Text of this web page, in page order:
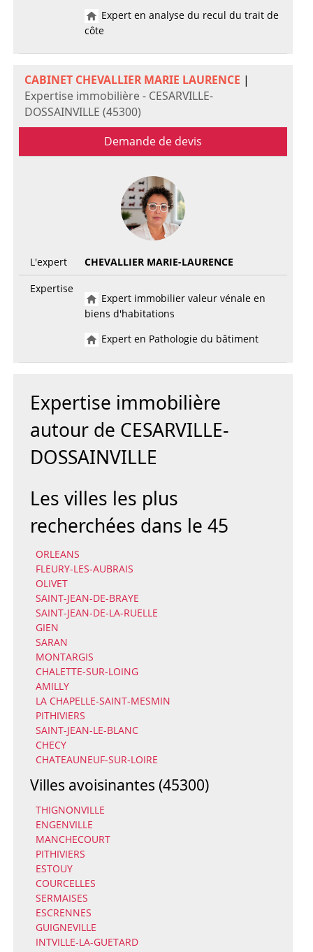
Expert en analyse du recul du trait de
côte
CABINET CHEVALLIER MARIE LAURENCE |
Expertise immobilière - CESARVILLE-
DOSSAINVILLE (45300)
Demande de devis
L'expert
CHEVALLIER MARIE-LAURENCE
Expertise
Expert immobilier valeur vénale en
biens d'habitations
Expert en Pathologie du bâtiment
Expertise immobilière
autour de CESARVILLE-
DOSSAINVILLE
Les villes les plus
recherchées dans le 45
ORLEANS
FLEURY-LES-AUBRAIS
OLIVET
SAINT-JEAN-DE-BRAYE
SAINT-JEAN-DE-LA-RUELLE
GIEN
SARAN
MONTARGIS
CHALETTE-SUR-LOING
AMILLY
LA CHAPELLE-SAINT-MESMIN
PITHIVIERS
SAINT-JEAN-LE-BLANC
CHECY
CHATEAUNEUF-SUR-LOIRE
Villes avoisinantes (45300)
THIGNONVILLE
ENGENVILLE
MANCHECOURT
PITHIVIERS
ESTOUY
COURCELLES
SERMAISES
ESCRENNES
GUIGNEVILLE
INTVILLE-LA-GUETARD